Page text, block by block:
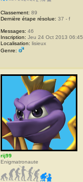
Classement: 89
Dernière étape résolue: 37 - f
Messages: 46
Inscription: Jeu 24 Oct 2013 06:45
Localisation: lisieux
Genre:
rij99
Enigmatronaute